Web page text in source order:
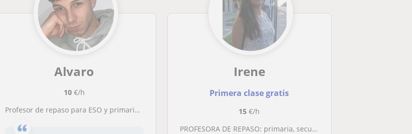
Alvaro
10€/h
Profesor de repaso para ESO y primaria en Valencia y alrededores. Tanto con posibilidad de desplazarse como para clases online. Titulado en bachillerato
Irene
Primera clase gratis
15 €/h
PROFESORA DE REPASO: primaria, secundaria y bachillerato